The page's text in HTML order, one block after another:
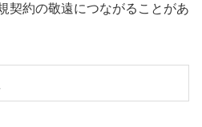
契約の敬遠につながることがあ